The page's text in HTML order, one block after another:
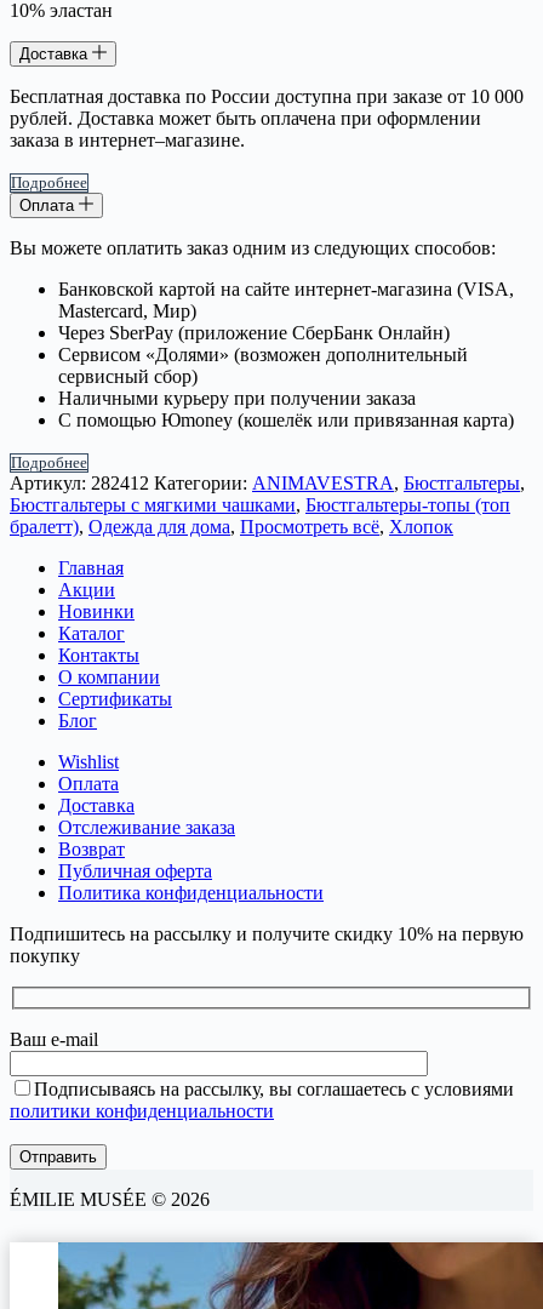
10% эластан
Доставка
Бесплатная доставка по России доступна при заказе от 10 000
рублей. Доставка может быть оплачена при оформлении
заказа в интернет–магазине.
Подробнее
Оплата
Вы можете оплатить заказ одним из следующих способов:
Банковской картой на сайте интернет-магазина (VISA,
Mastercard, Мир)
Через SberPay (приложение СберБанк Онлайн)
Сервисом «Долями» (возможен дополнительный
сервисный сбор)
Наличными курьеру при получении заказа
С помощью Юmoney (кошелёк или привязанная карта)
Подробнее
Артикул: 282412 Категории: ANIMAVESTRA, Бюстгальтеры,
Бюстгальтеры с мягкими чашками, Бюстгальтеры-топы (топ
бралетт), Одежда для дома, Просмотреть всё, Хлопок
Главная
Акции
Новинки
Каталог
Контакты
О компании
Сертификаты
Блог
Wishlist
Оплата
Доставка
Отслеживание заказа
Возврат
Публичная оферта
Политика конфиденциальности
Подпишитесь на рассылку и получите скидку 10% на первую
покупку
Ваш e-mail
Подписываясь на рассылку, вы соглашаетесь с условиями
политики конфиденциальности
ÉMILIE MUSÉE © 2026